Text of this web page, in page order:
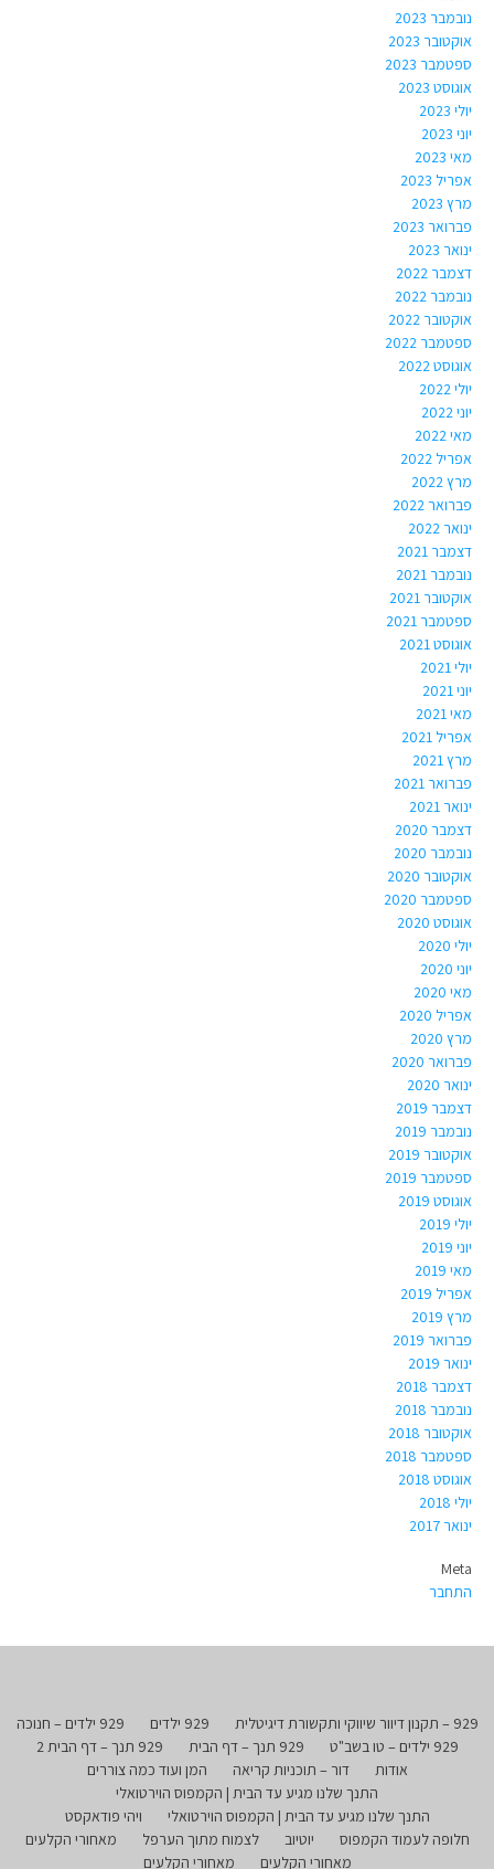
נובמבר 2023
אוקטובר 2023
ספטמבר 2023
אוגוסט 2023
יולי 2023
יוני 2023
מאי 2023
אפריל 2023
מרץ 2023
פברואר 2023
ינואר 2023
דצמבר 2022
נובמבר 2022
אוקטובר 2022
ספטמבר 2022
אוגוסט 2022
יולי 2022
יוני 2022
מאי 2022
אפריל 2022
מרץ 2022
פברואר 2022
ינואר 2022
דצמבר 2021
נובמבר 2021
אוקטובר 2021
ספטמבר 2021
אוגוסט 2021
יולי 2021
יוני 2021
מאי 2021
אפריל 2021
מרץ 2021
פברואר 2021
ינואר 2021
דצמבר 2020
נובמבר 2020
אוקטובר 2020
ספטמבר 2020
אוגוסט 2020
יולי 2020
יוני 2020
מאי 2020
אפריל 2020
מרץ 2020
פברואר 2020
ינואר 2020
דצמבר 2019
נובמבר 2019
אוקטובר 2019
ספטמבר 2019
אוגוסט 2019
יולי 2019
יוני 2019
מאי 2019
אפריל 2019
מרץ 2019
פברואר 2019
ינואר 2019
דצמבר 2018
נובמבר 2018
אוקטובר 2018
ספטמבר 2018
אוגוסט 2018
יולי 2018
ינואר 2017
Meta
התחבר
929 – תקנון דיוור שיווקי ותקשורת דיגיטלית 929 ילדים
929 ילדים – חנוכה
929 ילדים – טו בשב"ט
929 תנך – דף הבית
929 תנך – דף הבית 2
אודות
דור – תוכניות קריאה
המן ועוד כמה צוררים
התנך שלנו מגיע עד הבית | הקמפוס הוירטואלי
התנך שלנו מגיע עד הבית | הקמפוס הוירטואלי
ויהי פודאקסט
חלופה לעמוד הקמפוס
יוטיוב לצמוח מתוך הערפל
מאחורי הקלעים
מאחורי הקלעים
מאחורי הקלעים